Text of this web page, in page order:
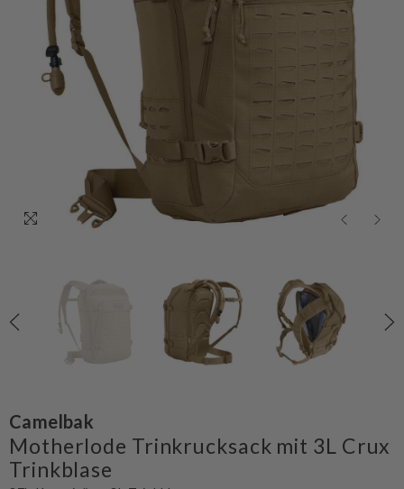
Camelbak
Motherlode Trinkrucksack mit 3L Crux
Trinkblase